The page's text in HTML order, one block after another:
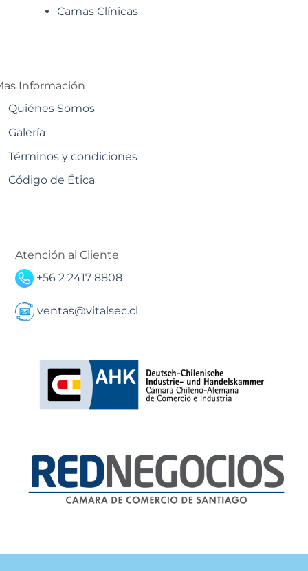
Camas Clínicas
Información
Quiénes Somos
Galería
Términos y condiciones
Código de Ética
Atención al Cliente
+56 2 2417 8808
ventas@vitalsec.cl